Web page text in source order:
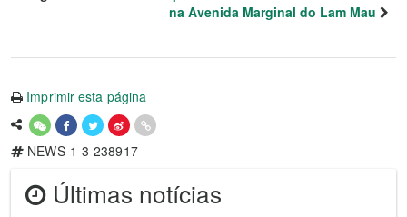
na Avenida Marginal do Lam Mau
Imprimir esta página
NEWS-1-3-238917
Últimas notícias